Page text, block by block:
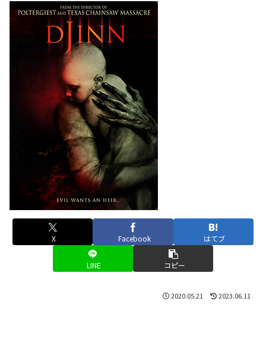
X Facebook はてブ
LINE コピー
2020.05.21 2023.06.11